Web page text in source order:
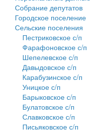
Собрание депутатов
Городское поселение
Сельские поселения
Пестриковское с/п
Фарафоновское с/п
Шепелевское с/п
Давыдовское с/п
Карабузинское с/п
Уницкое с/п
Барыковское с/п
Булатовское с/п
Славковское с/п
Письяковское с/п